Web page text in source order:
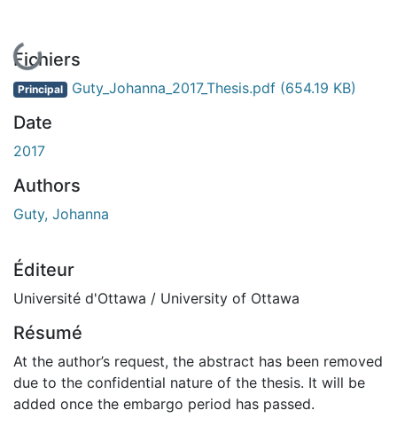
En cours de chargement...
Fichiers
Principal Guty_Johanna_2017_Thesis.pdf (654.19 KB)
Date
2017
Authors
Guty, Johanna
Éditeur
Université d'Ottawa / University of Ottawa
Résumé
At the author’s request, the abstract has been removed
due to the confidential nature of the thesis. It will be
added once the embargo period has passed.